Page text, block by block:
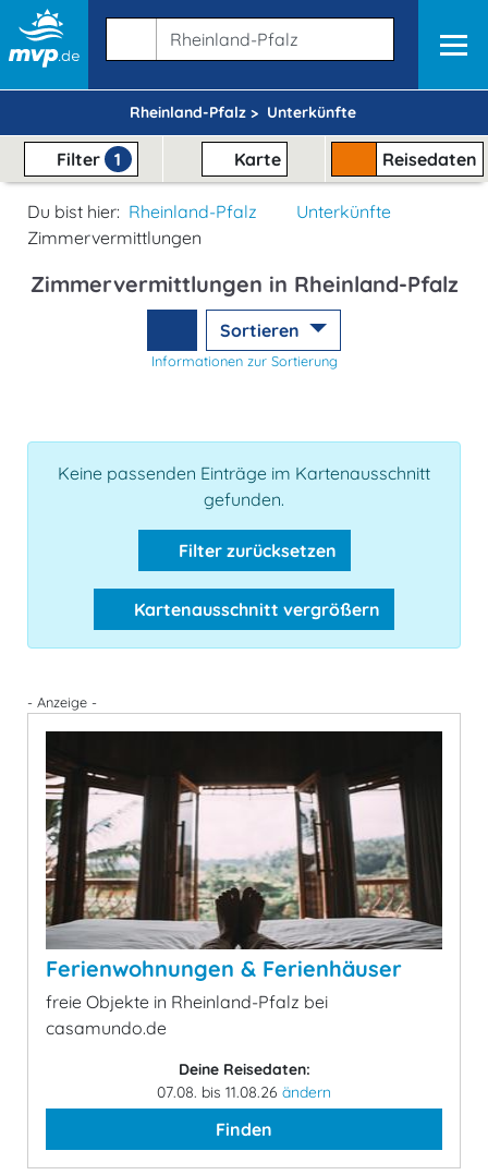
Rheinland-Pfalz > Unterkünfte
Filter 1 Karte Reisedaten
Du bist hier: Rheinland-Pfalz
Unterkünfte
Zimmervermittlungen
Zimmervermittlungen in Rheinland-Pfalz
Sortieren
Informationen zur Sortierung
Keine passenden Einträge im Kartenausschnitt
gefunden.
Filter zurücksetzen
Kartenausschnitt vergrößern
- Anzeige -
Ferienwohnungen & Ferienhäuser
freie Objekte in Rheinland-Pfalz bei
casamundo.de
Deine Reisedaten:
07.08. bis 11.08.26 ändern
Finden